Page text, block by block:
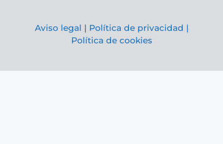
Aviso legal | Política de privacidad |
Política de cookies